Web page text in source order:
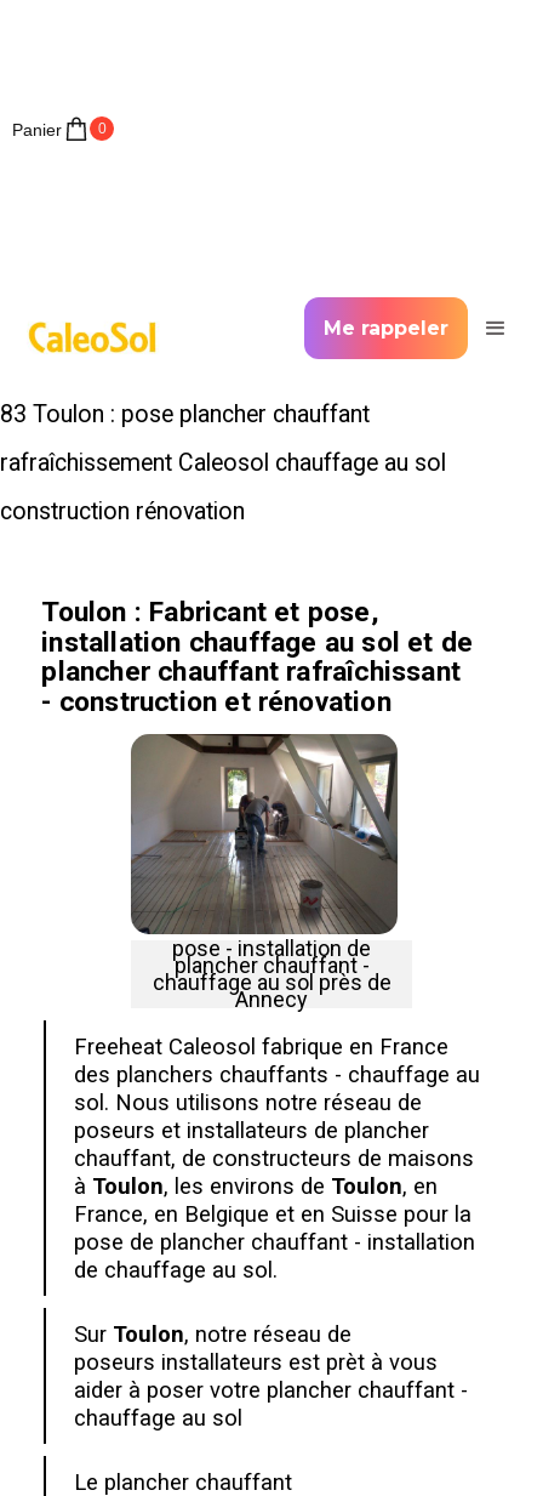
Me rappeler
Panier 0
83 Toulon : pose plancher chauffant
rafraîchissement Caleosol chauffage au sol
construction rénovation
Toulon : Fabricant et pose,
installation chauffage au sol et de
plancher chauffant rafraîchissant
- construction et rénovation
pose - installation de
plancher chauffant -
chauffage au sol près de
Annecy
Freeheat Caleosol fabrique en France
des planchers chauffants - chauffage au
sol. Nous utilisons notre réseau de
poseurs et installateurs de plancher
chauffant, de constructeurs de maisons
à Toulon, les environs de Toulon, en
France, en Belgique et en Suisse pour la
pose de plancher chauffant - installation
de chauffage au sol.
Sur Toulon, notre réseau de
poseurs installateurs est prèt à vous
aider à poser votre plancher chauffant -
chauffage au sol
Le plancher chauffant